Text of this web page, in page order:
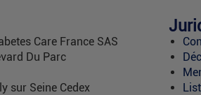
Care France SAS
Du Parc
sur Seine Cedex